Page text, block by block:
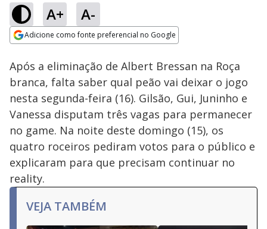
A+ A-
Adicione como fonte preferencial no Google
16: Sacha, Sidney, Yuri
e Gui falam sobre
jogo e planos para o
futuro
Ativar
Loaded
18.93%
Após a eliminação de Albert Bressan na Roça
branca, falta saber qual peão vai deixar o jogo
nesta segunda-feira (16). Gilsão, Gui, Juninho e
Vanessa disputam três vagas para permanecer
no game. Na noite deste domingo (15), os
quatro roceiros pediram votos para o público e
explicaram para que precisam continuar no
reality.
VEJA TAMBÉM